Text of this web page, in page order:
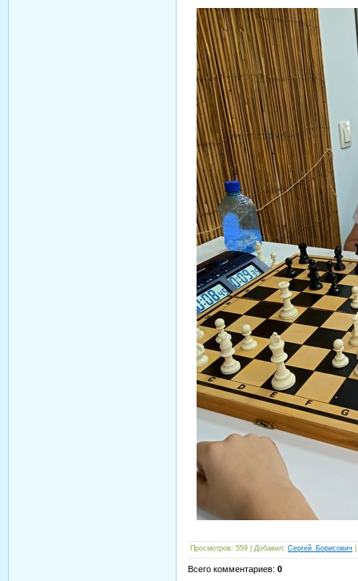
Просмотров: 559 | Добавил: Сергей_Борисович
Всего комментариев: 0